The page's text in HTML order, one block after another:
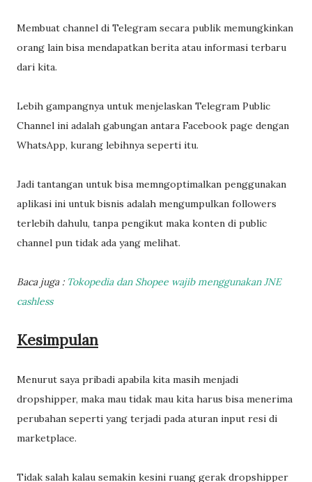
Membuat channel di Telegram secara publik memungkinkan
orang lain bisa mendapatkan berita atau informasi terbaru
dari kita.
Lebih gampangnya untuk menjelaskan Telegram Public
Channel ini adalah gabungan antara Facebook page dengan
WhatsApp, kurang lebihnya seperti itu.
Jadi tantangan untuk bisa memngoptimalkan penggunakan
aplikasi ini untuk bisnis adalah mengumpulkan followers
terlebih dahulu, tanpa pengikut maka konten di public
channel pun tidak ada yang melihat.
Baca juga : Tokopedia dan Shopee wajib menggunakan JNE
cashless
Kesimpulan
Menurut saya pribadi apabila kita masih menjadi
dropshipper, maka mau tidak mau kita harus bisa menerima
perubahan seperti yang terjadi pada aturan input resi di
marketplace.
Tidak salah kalau semakin kesini ruang gerak dropshipper